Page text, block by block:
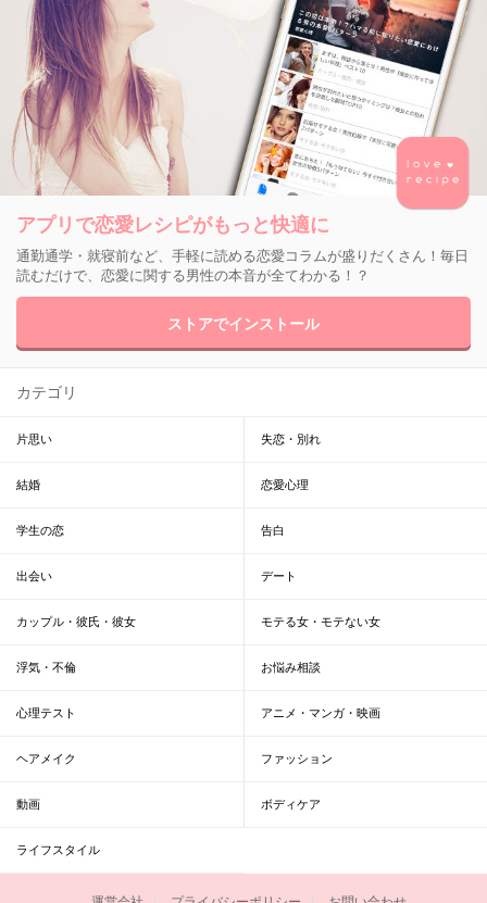
アプリで恋愛レシピがもっと快適に
通勤通学・就寝前など、手軽に読める恋愛コラムが盛りだくさん！毎日
読むだけで、恋愛に関する男性の本音が全てわかる！？
ストアでインストール
カテゴリ
片思い 失恋・別れ
結婚 恋愛心理
学生の恋 告白
出会い デート
カップル・彼氏・彼女 モテる女・モテない女
浮気・不倫 お悩み相談
心理テスト アニメ・マンガ・映画
ヘアメイク ファッション
動画 ボディケア
ライフスタイル